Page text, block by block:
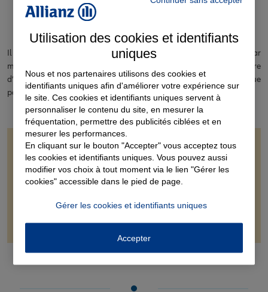
pensions alimentaires
Il s’agit d’une allocation de soutien familial (ASF) de 187.24 euros par
mois et par enfant, versée par la caisse d’allocation familiale à titre
d’avance à toute famille monoparentale qui ne perçoit pas ou que
partiellement la pension alimentaire.
Bon à savoir
Pour toutes les familles monoparentales ayant une
caisse d’allocation familiale pourra verser le complément
permettant d'atteindre le montant de l'ASF.
Utilisation des cookies et identifiants
uniques
Nous et nos partenaires utilisons des cookies et
identifiants uniques afin d'améliorer votre expérience sur
le site. Ces cookies et identifiants uniques servent à
personnaliser le contenu du site, en mesurer la
fréquentation, permettre des publicités ciblées et en
mesurer les performances.
En cliquant sur le bouton "Accepter" vous acceptez tous
les cookies et identifiants uniques. Vous pouvez aussi
modifier vos choix à tout moment via le lien "Gérer les
cookies" accessible dans le pied de page.
Gérer les cookies et identifiants uniques
Accepter